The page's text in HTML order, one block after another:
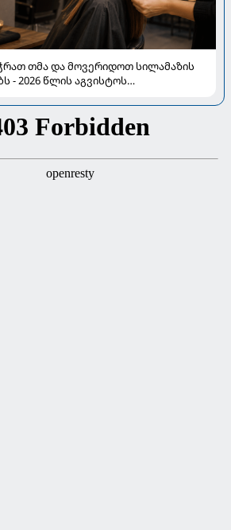
თმა და მოვერიდოთ სილამაზის
- 2026 წლის აგვისტოს